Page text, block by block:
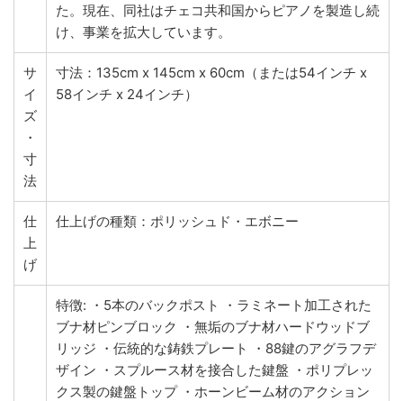
た。現在、同社はチェコ共和国からピアノを製造し続
け、事業を拡大しています。
サ
イ
ズ
・
寸
法
寸法：135cm x 145cm x 60cm（または54インチ x
58インチ x 24インチ）
仕
上
げ
仕上げの種類：ポリッシュド・エボニー
特徴: ・5本のバックポスト ・ラミネート加工された
ブナ材ピンブロック ・無垢のブナ材ハードウッドブ
リッジ ・伝統的な鋳鉄プレート ・88鍵のアグラフデ
ザイン ・スプルース材を接合した鍵盤 ・ポリプレッ
クス製の鍵盤トップ ・ホーンビーム材のアクション